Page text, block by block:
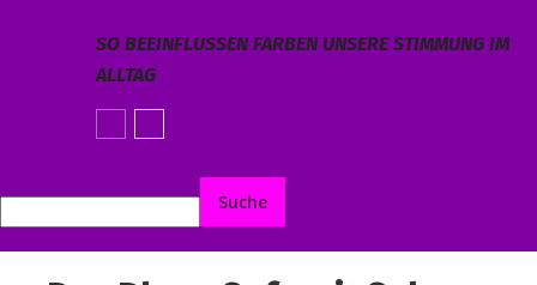
SO BEEINFLUSSEN FARBEN UNSERE STIMMUNG IM
ALLTAG